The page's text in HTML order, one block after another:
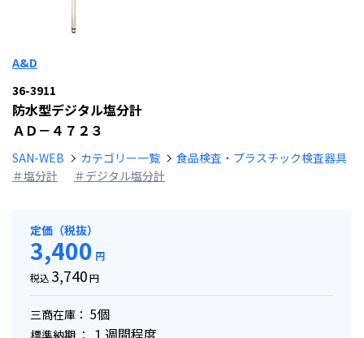
A&D
36-3911
防水型デジタル塩分計
ＡＤ－４７２３
SAN-WEB カテゴリー一覧
食品検査・プラスチック検査器具
＃塩分計
＃デジタル塩分計
定価（税抜）
3,400 円
税込 3,740円
三商在庫： 5個
標準納期 ： １週間程度